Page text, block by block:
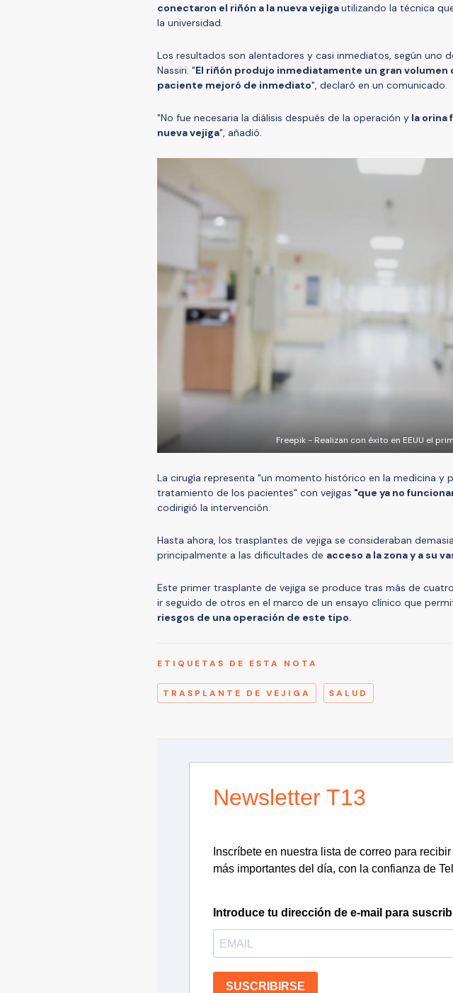
conectaron el riñón a la nueva vejigautilizando la técnica
la universidad.
Los resultados son alentadores y casi inmediatos, según uno
Nassiri. "El riñón produjo inmediatamente un gran volumen
paciente mejoró de inmediato", declaró en un comunicado.
"No fue necesaria la diálisis después de la operación y la orina
nueva vejiga", añadió.
Freepik - Realizan con éxito en EEUU el
La cirugía representa "un momento histórico en la medicina y
tratamiento de los pacientes" con vejigas "que ya no
codirigió la intervención.
Hasta ahora, los trasplantes de vejiga se consideraban
principalmente a las dificultades de acceso a la zona y a su
Este primer trasplante de vejiga se produce tras más de
ir seguido de otros en el marco de un ensayo clínico que
riesgos de una operación de este tipo.
ETIQUETAS DE ESTA NOTA
TRASPLANTE DE VEJIGA SALUD
Newsletter T13
Inscríbete en nuestra lista de correo para
más importantes del día, con la confianza de
Introduce tu dirección de e-mail para
SUSCRIBIRSE